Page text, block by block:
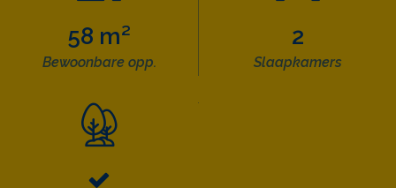
58 m²
Bewoonbare opp.
2
Slaapkamers